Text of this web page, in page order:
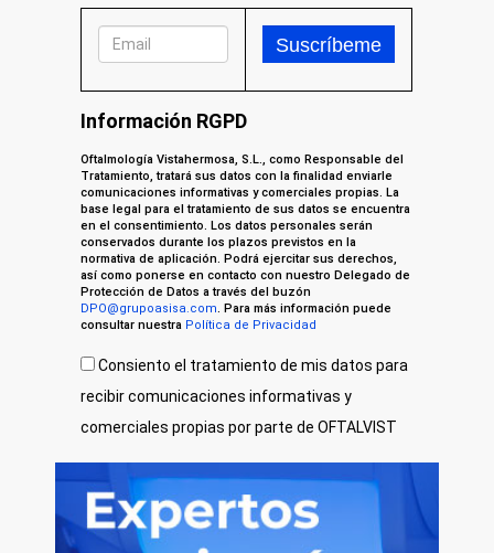
Información RGPD
Oftalmología Vistahermosa, S.L., como Responsable del
Tratamiento, tratará sus datos con la finalidad enviarle
comunicaciones informativas y comerciales propias. La
base legal para el tratamiento de sus datos se encuentra
en el consentimiento. Los datos personales serán
conservados durante los plazos previstos en la
normativa de aplicación. Podrá ejercitar sus derechos,
así como ponerse en contacto con nuestro Delegado de
Protección de Datos a través del buzón
DPO@grupoasisa.com. Para más información puede
consultar nuestra Política de Privacidad
Consiento el tratamiento de mis datos para
recibir comunicaciones informativas y
comerciales propias por parte de OFTALVIST